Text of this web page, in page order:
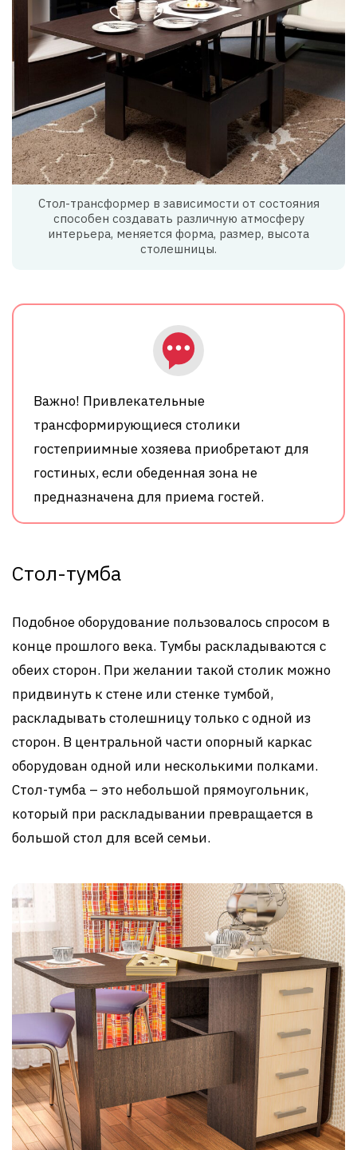
Стол-трансформер в зависимости от состояния
способен создавать различную атмосферу
интерьера, меняется форма, размер, высота
столешницы.
Важно! Привлекательные
трансформирующиеся столики
гостеприимные хозяева приобретают для
гостиных, если обеденная зона не
предназначена для приема гостей.
Стол-тумба
Подобное оборудование пользовалось спросом в
конце прошлого века. Тумбы раскладываются с
обеих сторон. При желании такой столик можно
придвинуть к стене или стенке тумбой,
раскладывать столешницу только с одной из
сторон. В центральной части опорный каркас
оборудован одной или несколькими полками.
Стол-тумба – это небольшой прямоугольник,
который при раскладывании превращается в
большой стол для всей семьи.